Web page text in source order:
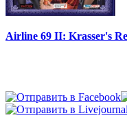
Airline 69 II: Krasser's